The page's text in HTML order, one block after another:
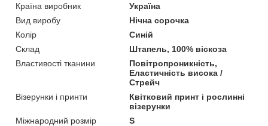
Країна виробник
Україна
Вид виробу
Нічна сорочка
Колір
Синій
Склад
Штапель, 100% віскоза
Властивості тканини
Повітропроникність,
Еластичність висока /
Стрейч
Візерунки і принти
Квітковий принт і рослинні
візерунки
Міжнародний розмір
S